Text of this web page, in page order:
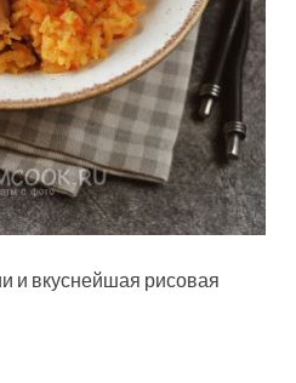
и вкуснейшая рисовая